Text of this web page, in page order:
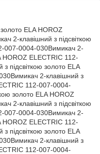
ELA HOROZ
2-клавішний з підсвіткою
007-0004-030Вимикач 2-
HOROZ ELECTRIC 112-
підсвіткою золото ELA
2-клавішний з
112-007-0004-
золото ELA HOROZ
2-клавішний з підсвіткою
007-0004-030Вимикач 2-
HOROZ ELECTRIC 112-
підсвіткою золото ELA
2-клавішний з
112-007-0004-